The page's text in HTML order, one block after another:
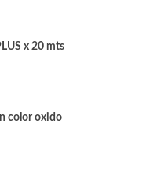
x 20 mts
color oxido